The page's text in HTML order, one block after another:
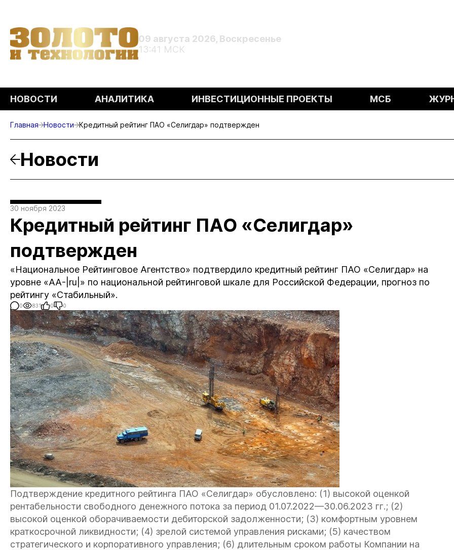
09 августа 2026, Воскресенье
13:41 МСК
НОВОСТИ АНАЛИТИКА ИНВЕСТИЦИОННЫЕ ПРОЕКТЫ МСБ
Главная Новости Кредитный рейтинг ПАО «Селигдар» подтвержден
Новости
30 ноября 2023
Кредитный рейтинг ПАО «Селигдар»
подтвержден
«Национальное Рейтинговое Агентство» подтвердило кредитный рейтинг ПАО «Селигдар» на
уровне «АА-|ru|» по национальной рейтинговой шкале для Российской Федерации, прогноз по
рейтингу «Стабильный».
0 831 0 0
Подтверждение кредитного рейтинга ПАО «Селигдар» обусловлено: (1) высокой оценкой
рентабельности свободного денежного потока за период 01.07.2022—30.06.2023 гг.; (2)
высокой оценкой оборачиваемости дебиторской задолженности; (3) комфортным уровнем
краткосрочной ликвидности; (4) зрелой системой управления рисками; (5) качеством
стратегического и корпоративного управления; (6) длительным сроком работы Компании на